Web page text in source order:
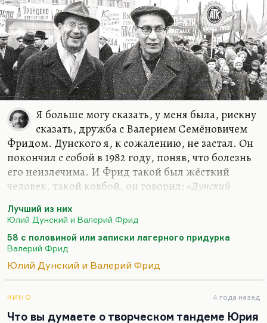
Я на самом деле…
Я больше могу сказать, у меня была, рискну
сказать, дружба с Валерием Семёновичем
Фридом. Дунского я, к сожалению, не застал. Он
покончил с собой в 1982 году, поняв, что болезнь
его неизлечима. И Фрид такой был жёсткий
человек, такой ковбой, он говорил: «Дунский
смерти самого Фрида, который напился в
компании, хотя ему нельзя было это делать, было
что-то от самоубийства. Он такой был герой,
мачо, один из немногих героев, которых я знал.
Ну, оба они по десять лет отсидели, оба были
экстремальной морали, очень яркой, и
отношение их к блатным было довольно
Лучший из них
Юлий Дунский и Валерий Фрид
58 с половиной или записки лагерного придурка
Валерий Фрид
Юлий Дунский и Валерий Фрид
КИНО 4 года назад
Что вы думаете о творческом тандеме Юрия